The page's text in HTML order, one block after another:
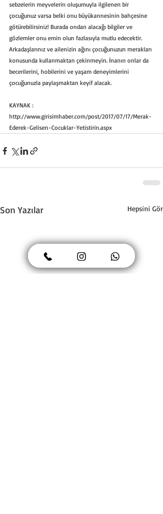
sebzelerin meyvelerin oluşumuyla ilgilenen bir
çocuğunuz varsa belki onu büyükannesinin bahçesine
götürebilirsiniz! Burada ondan alacağı bilgiler ve
gözlemler onu emin olun fazlasıyla mutlu edecektir.
Arkadaşlarınız ve ailenizin ağını çocuğunuzun merakları
konusunda kullanmaktan çekinmeyin. İnanın onlar da
becerilerini, hobilerini ve yaşam deneyimlerini
çocuğunuzla paylaşmaktan keyif alacak.
KAYNAK :
http://www.girisimhaber.com/post/2017/07/17/Merak-
Ederek-Gelisen-Cocuklar-Yetistirin.aspx
Son Yazılar Hepsini Gör